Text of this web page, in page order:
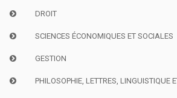
DROIT
SCIENCES ÉCONOMIQUES ET SOCIALES
GESTION
PHILOSOPHIE, LETTRES, LINGUISTIQUE